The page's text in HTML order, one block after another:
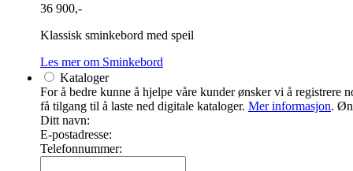
36 900,-
Klassisk sminkebord med speil
Les mer om Sminkebord
Kataloger
For å bedre kunne å hjelpe våre kunder ønsker vi å
få tilgang til å laste ned digitale kataloger. Mer informasjon.
Ditt navn:
E-postadresse:
Telefonnummer: